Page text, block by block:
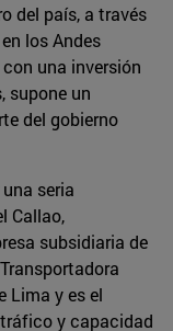
del país, a través
los Andes
una inversión
supone un
del gobierno
seria
Callao,
subsidiaria de
Lima y es el
y capacidad